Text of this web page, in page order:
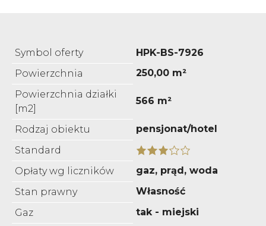
Symbol oferty
HPK-BS-7926
Powierzchnia
250,00 m²
Powierzchnia działki
[m2]
566 m²
Rodzaj obiektu
pensjonat/hotel
Standard
Opłaty wg liczników
gaz, prąd, woda
Stan prawny
Własność
Gaz
tak - miejski